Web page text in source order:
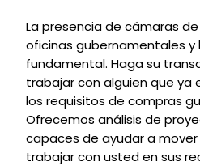
La presencia de cámaras
oficinas gubernamentales y
fundamental. Haga su
trabajar con alguien que ya
los requisitos de compras
Ofrecemos análisis de
capaces de ayudar a
trabajar con usted en sus